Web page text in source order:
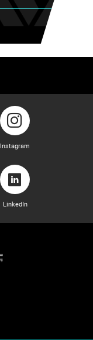
Instagram
LinkedIn